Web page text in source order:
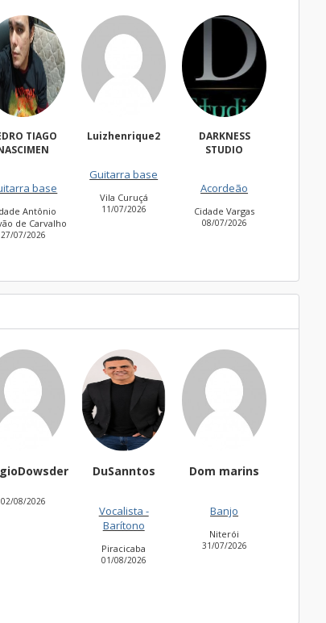
Vila Curuçá
11/07/2026
DARKNESS
Cidade Vargas
Bacharell
Cidade Jardim
30/06/2026
Dom marins
Banjo
Niterói
31/07/2026
thaisbadu
Teclado
Belém
31/07/2026